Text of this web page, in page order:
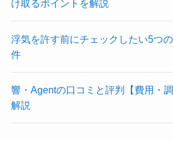
け取るポイントを解説
浮気を許す前にチェックしたい5つ
件
響・Agentの口コミと評判【費用・
解説